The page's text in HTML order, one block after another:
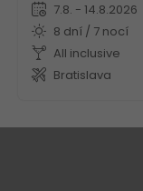
7.8. - 14.8.2026
8 dní / 7 nocí
All inclusive
Bratislava